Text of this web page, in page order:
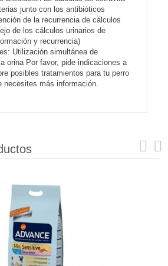
junto con los antibióticos
de la recurrencia de cálculos
de los cálculos urinarios de
y recurrencia)
Utilización simultánea de
orina Por favor, pide indicaciones a
posibles tratamientos para tu perro
necesites más información.